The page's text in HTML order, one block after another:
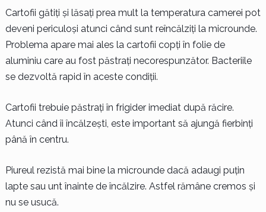
Cartofii gătiți și lăsați prea mult la temperatura camerei pot
deveni periculoși atunci când sunt reîncălziți la microunde.
Problema apare mai ales la cartofii copți în folie de
aluminiu care au fost păstrați necorespunzător. Bacteriile
se dezvoltă rapid în aceste condiții.
Cartofii trebuie păstrați în frigider imediat după răcire.
Atunci când îi încălzești, este important să ajungă fierbinți
până în centru.
Piureul rezistă mai bine la microunde dacă adaugi puțin
lapte sau unt înainte de încălzire. Astfel rămâne cremos și
nu se usucă.